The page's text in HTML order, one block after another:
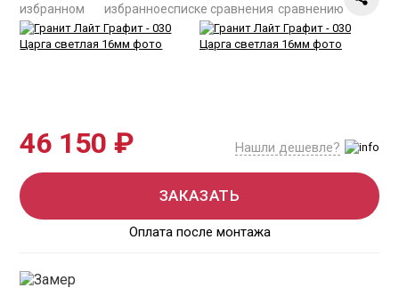
избранное
сравнению
46 150 ₽ Нашли дешевле?
ЗАКАЗАТЬ
Оплата после монтажа